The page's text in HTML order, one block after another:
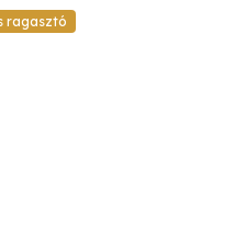
ragasztó